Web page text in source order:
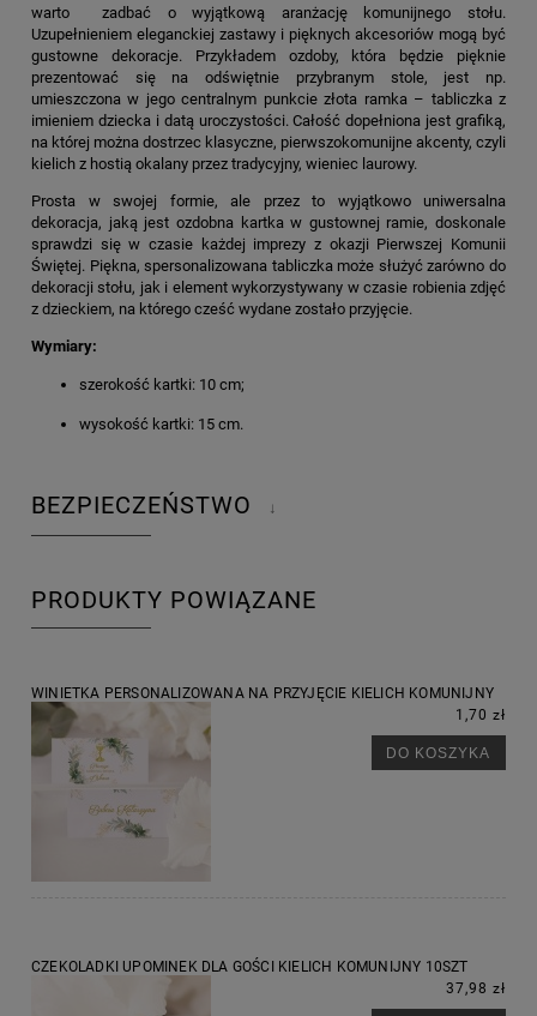
warto zadbać o wyjątkową aranżację komunijnego stołu.
Uzupełnieniem eleganckiej zastawy i pięknych akcesoriów mogą być
gustowne dekoracje. Przykładem ozdoby, która będzie pięknie
prezentować się na odświętnie przybranym stole, jest np.
umieszczona w jego centralnym punkcie złota ramka – tabliczka z
imieniem dziecka i datą uroczystości. Całość dopełniona jest grafiką,
na której można dostrzec klasyczne, pierwszokomunijne akcenty, czyli
kielich z hostią okalany przez tradycyjny, wieniec laurowy.
Prosta w swojej formie, ale przez to wyjątkowo uniwersalna
dekoracja, jaką jest ozdobna kartka w gustownej ramie, doskonale
sprawdzi się w czasie każdej imprezy z okazji Pierwszej Komunii
Świętej. Piękna, spersonalizowana tabliczka może służyć zarówno do
dekoracji stołu, jak i element wykorzystywany w czasie robienia zdjęć
z dzieckiem, na którego cześć wydane zostało przyjęcie.
Wymiary:
szerokość kartki: 10 cm;
wysokość kartki: 15 cm.
BEZPIECZEŃSTWO ↓
PRODUKTY POWIĄZANE
WINIETKA PERSONALIZOWANA NA PRZYJĘCIE KIELICH KOMUNIJNY
1,70 zł
DO KOSZYKA
CZEKOLADKI UPOMINEK DLA GOŚCI KIELICH KOMUNIJNY 10SZT
37,98 zł